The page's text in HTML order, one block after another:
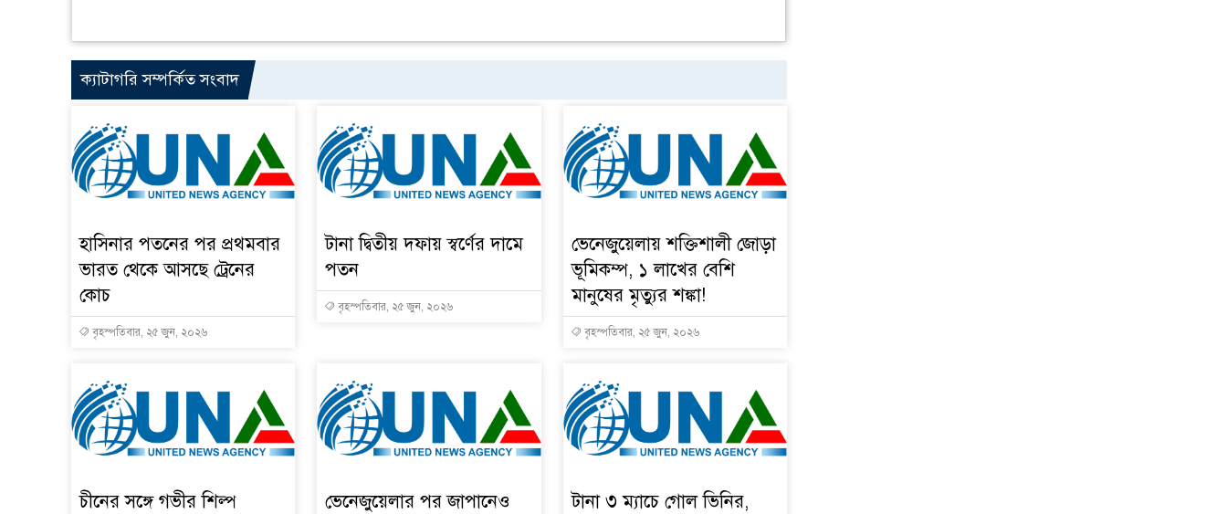
ক্যাটাগরি সম্পর্কিত সংবাদ
হাসিনার পতনের পর প্রথমবার
ভারত থেকে আসছে ট্রেনের
কোচ
বৃহস্পতিবার, ২৫ জুন, ২০২৬
টানা দ্বিতীয় দফায় স্বর্ণের দামে
পতন
বৃহস্পতিবার, ২৫ জুন, ২০২৬
ভেনেজুয়েলায় শক্তিশালী জোড়া
ভূমিকম্প, ১ লাখের বেশি
মানুষের মৃত্যুর শঙ্কা!
বৃহস্পতিবার, ২৫ জুন, ২০২৬
চীনের সঙ্গে গভীর শিল্প
ভেনেজুয়েলার পর জাপানেও
টানা ৩ ম্যাচে গোল ভিনির,